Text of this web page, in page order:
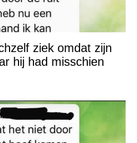
ziek omdat zijn
hij had misschien